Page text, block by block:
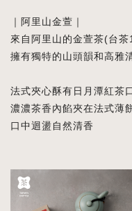
｜阿里山金萱｜
來自阿里山的金萱茶(台
擁有獨特的山頭韻和高雅
法式夾心酥有日月潭紅茶
濃濃茶香內餡夾在法式薄
口中迴盪自然清香